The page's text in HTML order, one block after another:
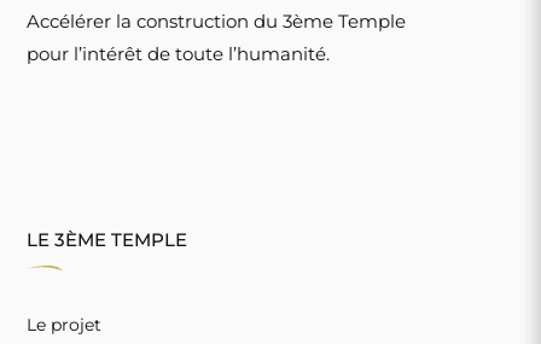
Accélérer la construction du 3ème Temple
pour l’intérêt de toute l’humanité.
LE 3ÈME TEMPLE
Le projet